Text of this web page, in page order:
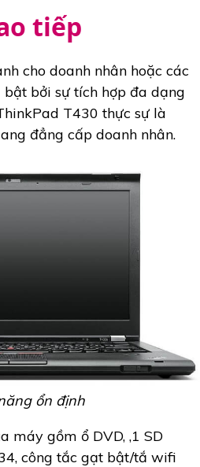
tiếp
cho doanh nhân hoặc các
bởi sự tích hợp đa dạng
T430 thực sự là
đẳng cấp doanh nhân.
ổn định
máy gồm ổ DVD, ,1 SD
công tắc gạt bật/tắ wifi